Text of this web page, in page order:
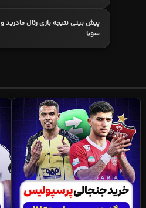
پیش بینی نتیجه بازی رئال مادرید و
سویا